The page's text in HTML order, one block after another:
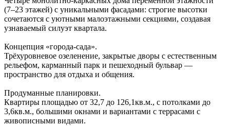
(7–23 этажей) с уникальными фасадами: строгие высотки
сочетаются с уютными малоэтажными секциями, создавая
узнаваемый силуэт квартала.
Концепция «города‑сада».
Трёхуровневое озеленение, закрытые дворы с естественным
рельефом, карманный парк и пешеходный бульвар —
пространство для отдыха и общения.
Продуманные планировки.
Квартиры площадью от 32,7 до 126,1кв.м., с потолками до
3,6кв.м., большими окнами и вариантами с террасами с
живописными видами.